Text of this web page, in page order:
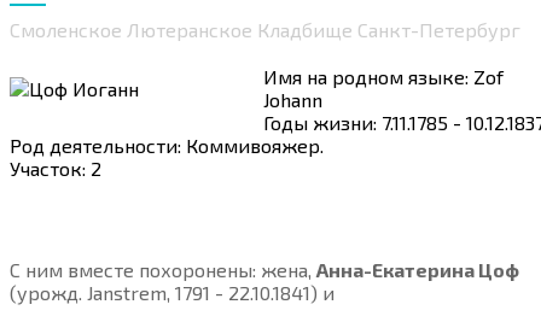
Смоленское Лютеранское Кладбище Санкт-Петербург
Имя на родном языке: Zof
Johann
Годы жизни: 7.11.1785 -
Род деятельности: Коммивояжер.
Участок: 2
С ним вместе похоронены: жена, Анна-Екатерина Цоф
(урожд. Janstrem, 1791 - 22.10.1841) и